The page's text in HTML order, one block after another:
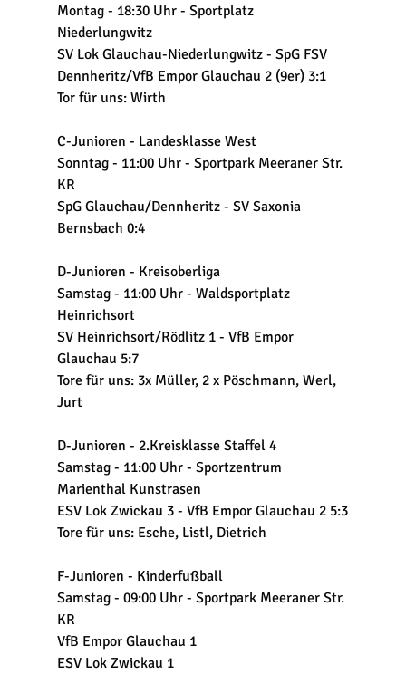
Montag - 18:30 Uhr - Sportplatz
Niederlungwitz
SV Lok Glauchau-Niederlungwitz - SpG FSV
Dennheritz/VfB Empor Glauchau 2 (9er) 3:1
Tor für uns: Wirth
C-Junioren - Landesklasse West
Sonntag - 11:00 Uhr - Sportpark Meeraner Str.
KR
SpG Glauchau/Dennheritz - SV Saxonia
Bernsbach 0:4
D-Junioren - Kreisoberliga
Samstag - 11:00 Uhr - Waldsportplatz
Heinrichsort
SV Heinrichsort/Rödlitz 1 - VfB Empor
Glauchau 5:7
Tore für uns: 3x Müller, 2 x Pöschmann, Werl,
Jurt
D-Junioren - 2.Kreisklasse Staffel 4
Samstag - 11:00 Uhr - Sportzentrum
Marienthal Kunstrasen
ESV Lok Zwickau 3 - VfB Empor Glauchau 2 5:3
Tore für uns: Esche, Listl, Dietrich
F-Junioren - Kinderfußball
Samstag - 09:00 Uhr - Sportpark Meeraner Str.
KR
VfB Empor Glauchau 1
ESV Lok Zwickau 1